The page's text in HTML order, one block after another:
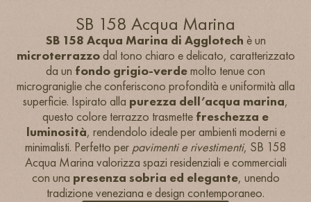
SB 158 Acqua Marina
SB 158 Acqua Marina di Agglotech è un
microterrazzodal tono chiaro e delicato, caratterizzato
da un fondo grigio-verdemolto tenue con
micrograniglie che conferiscono profondità e uniformità alla
superficie. Ispirato alla purezza dell’acqua marina,
questo colore terrazzo trasmette freschezza e
luminosità, rendendolo ideale per ambienti moderni e
minimalisti. Perfetto per pavimenti e rivestimenti, SB 158
Acqua Marina valorizza spazi residenziali e commerciali
con una presenza sobria ed elegante, unendo
tradizione veneziana e design contemporaneo.